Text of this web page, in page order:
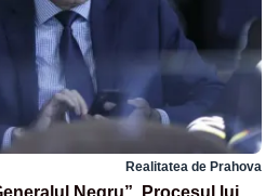
Realitatea de Prahova